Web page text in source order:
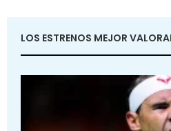
LOS ESTRENOS MEJOR